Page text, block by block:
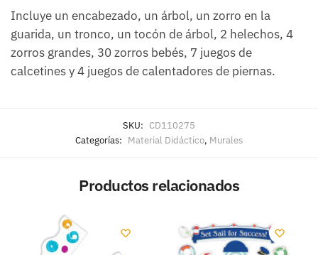
Incluye un encabezado, un árbol, un zorro en la
guarida, un tronco, un tocón de árbol, 2 helechos, 4
zorros grandes, 30 zorros bebés, 7 juegos de
calcetines y 4 juegos de calentadores de piernas.
SKU: CD110275
Categorías: Material Didáctico, Murales
Productos relacionados